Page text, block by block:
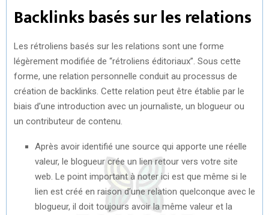
Backlinks basés sur les relations
Les rétroliens basés sur les relations sont une forme
légèrement modifiée de “rétroliens éditoriaux”. Sous cette
forme, une relation personnelle conduit au processus de
création de backlinks. Cette relation peut être établie par le
biais d’une introduction avec un journaliste, un blogueur ou
un contributeur de contenu.
Après avoir identifié une source qui apporte une réelle
valeur, le blogueur crée un lien retour vers votre site
web. Le point important à noter ici est que même si le
lien est créé en raison d’une relation quelconque avec le
blogueur, il doit toujours avoir la même valeur et la